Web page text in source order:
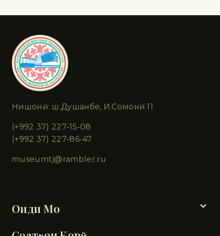
Нишонӣ: ш.Душанбе, И.Сомонӣ 11
(+992 37) 227-15-08
(+992 37) 227-86-47
museumtj@rambler.ru
Оиди Мо